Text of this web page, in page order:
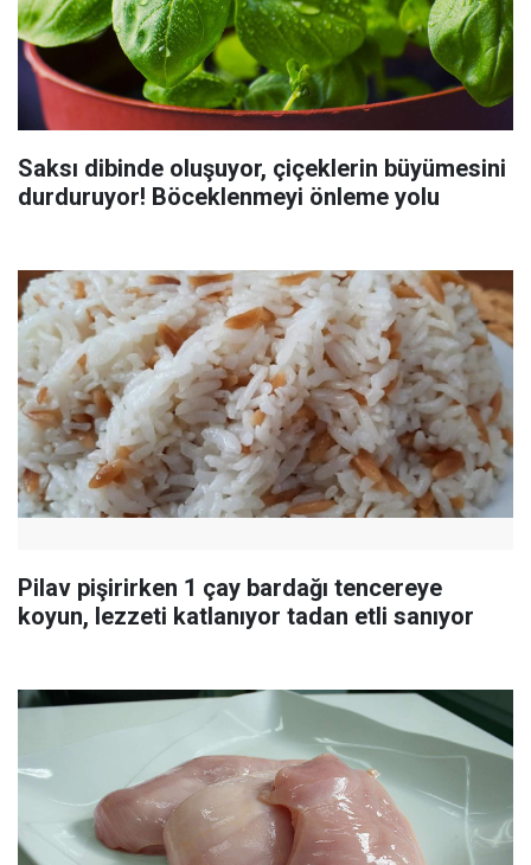
Saksı dibinde oluşuyor, çiçeklerin büyümesini
durduruyor! Böceklenmeyi önleme yolu
Pilav pişirirken 1 çay bardağı tencereye
koyun, lezzeti katlanıyor tadan etli sanıyor